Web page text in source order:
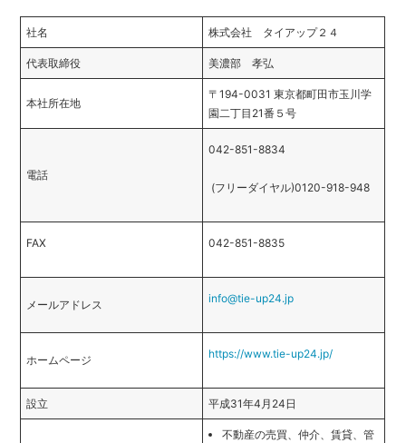
社名 株式会社 タイアップ２４
代表取締役 美濃部 孝弘
本社所在地
〒194-0031 東京都町田市玉川学
園二丁目21番５号
電話
042-851-8834
(フリーダイヤル)0120-918-948
FAX 042-851-8835
メールアドレス info@tie-up24.jp
ホームページ https://www.tie-up24.jp/
設立 平成31年4月24日
不動産の売買、仲介、賃貸、管